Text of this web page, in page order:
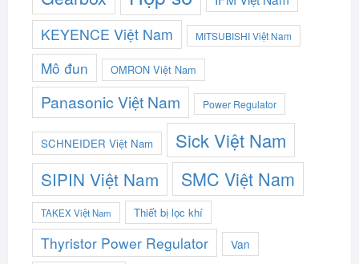
KEYENCE Việt Nam MITSUBISHI Việt Nam
Mô đun OMRON Việt Nam
Panasonic Việt Nam Power Regulator
SCHNEIDER Việt Nam Sick Việt Nam
SIPIN Việt Nam SMC Việt Nam
TAKEX Việt Nam Thiết bị lọc khí
Thyristor Power Regulator Van